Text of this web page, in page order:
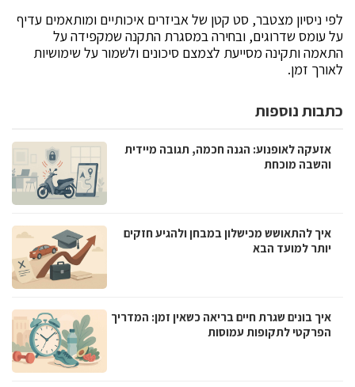
לפי ניסיון מצטבר, סט קטן של אביזרים איכותיים ומותאמים עדיף
על עומס שדרוגים, ובחירה במסגרת התקנה שמקפידה על
התאמה ותקינה מסייעת לצמצם סיכונים ולשמור על שימושיות
לאורך זמן.
כתבות נוספות
אזעקה לאופנוע: הגנה חכמה, תגובה מיידית
והשבה מוכחת
איך להתאושש מכישלון במבחן ולהגיע חזקים
יותר למועד הבא
איך בונים שגרת חיים בריאה כשאין זמן: המדריך
הפרקטי לתקופות עמוסות